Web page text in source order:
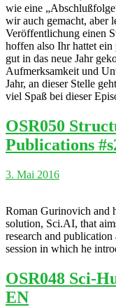
wie eine
wir auch gemacht, aber
Veröffentlichung einen
hoffen also Ihr hattet ein
gut in das neue Jahr
Aufmerksamkeit und
Jahr, an dieser Stelle
viel Spaß bei dieser
OSR050
Publications
3. Mai 2016
Roman Gurinovich and
solution, Sci.AI, that
research and
session in which he
OSR048 Sci-
EN